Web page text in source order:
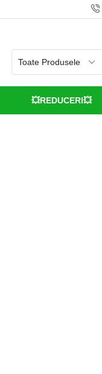
💥REDUCERI💥